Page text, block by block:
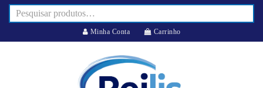
Minha Conta Carrinho